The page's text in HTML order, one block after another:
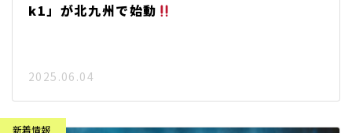
k1」が北九州で始動
2025.06.04